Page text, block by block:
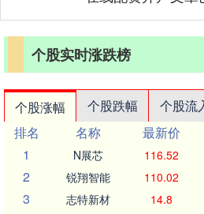
个股实时涨跌榜
个股涨幅 个股跌幅 个股流
排名
名称 最新价
1
N展芯 116.52
2 锐翔智能 110.02
3 志特新材 14.8